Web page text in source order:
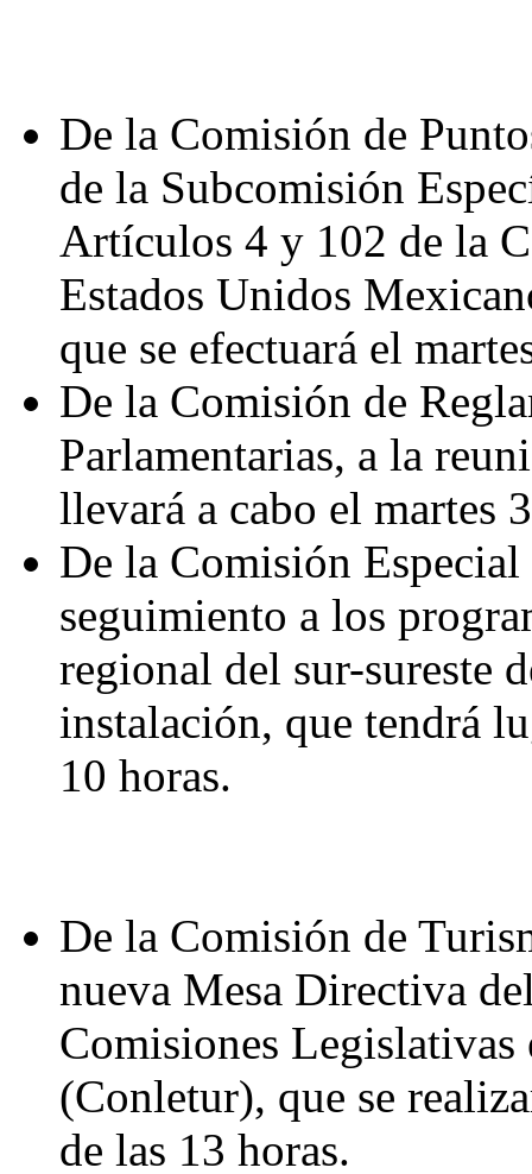
De la Comisión de
de la Subcomisión
Artículos 4 y 102 de la
Estados Unidos
que se efectuará el
De la Comisión de
Parlamentarias, a la
llevará a cabo el martes
De la Comisión
seguimiento a los
regional del sur-sureste
instalación, que tendrá
10 horas.
De la Comisión de
nueva Mesa Directiva
Comisiones
(Conletur), que se
de las 13 horas.